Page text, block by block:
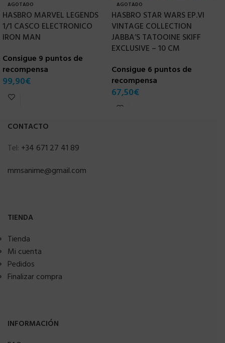
AGOTADO
HASBRO MARVEL LEGENDS
1/1 CASCO ELECTRONICO
IRON MAN
Consigue 9 puntos de
recompensa
99,90€
AGOTADO
HASBRO STAR WARS EP.VI
VINTAGE COLLECTION
JABBA’S TATOOINE SKIFF
EXCLUSIVE – 10 CM
Consigue 6 puntos de
recompensa
67,50€
CONTACTO
Tel: +34 671 27 41 89
mmsanime@gmail.com
TIENDA
Tienda
Mi cuenta
Pedidos
Finalizar compra
INFORMACIÓN